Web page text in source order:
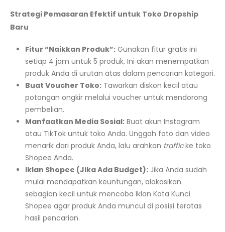
Strategi Pemasaran Efektif untuk Toko Dropship
Baru
Fitur “Naikkan Produk”:Gunakan fitur gratis ini
setiap 4 jam untuk 5 produk. Ini akan menempatkan
produk Anda di urutan atas dalam pencarian kategori.
Buat Voucher Toko:Tawarkan diskon kecil atau
potongan ongkir melalui voucher untuk mendorong
pembelian.
Manfaatkan Media Sosial:Buat akun Instagram
atau TikTok untuk toko Anda. Unggah foto dan video
menarik dari produk Anda, lalu arahkan trafficke toko
Shopee Anda.
Iklan Shopee (Jika Ada Budget):Jika Anda sudah
mulai mendapatkan keuntungan, alokasikan
sebagian kecil untuk mencoba Iklan Kata Kunci
Shopee agar produk Anda muncul di posisi teratas
hasil pencarian.